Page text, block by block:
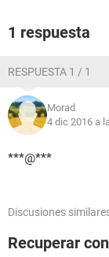
1 respuesta
RESPUESTA 1 / 1
Morad
4 dic 2016 a
***@***
Discusiones
Recuperar